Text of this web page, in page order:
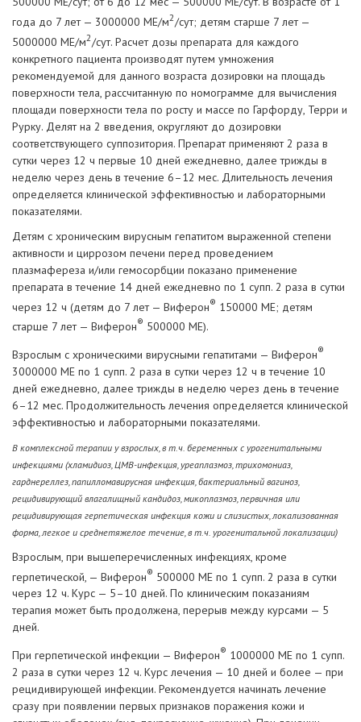
года до 7 лет — 3000000 МЕ/м2/сут; детям старше 7 лет —
5000000 МЕ/м2/сут. Расчет дозы препарата для каждого
конкретного пациента производят путем умножения
рекомендуемой для данного возраста дозировки на площадь
поверхности тела, рассчитанную по номограмме для вычисления
площади поверхности тела по росту и массе по Гарфорду, Терри и
Рурку. Делят на 2 введения, округляют до дозировки
соответствующего суппозитория. Препарат применяют 2 раза в
сутки через 12 ч первые 10 дней ежедневно, далее трижды в
неделю через день в течение 6–12 мес. Длительность лечения
определяется клинической эффективностью и лабораторными
показателями.
Детям с хроническим вирусным гепатитом выраженной степени
активности и циррозом печени перед проведением
плазмафереза и/или гемосорбции показано применение
препарата в течение 14 дней ежедневно по 1 супп. 2 раза в сутки
через 12 ч (детям до 7 лет — Виферон® 150000 МЕ; детям
старше 7 лет — Виферон® 500000 МЕ).
Взрослым с хроническими вирусными гепатитами — Виферон®
3000000 МЕ по 1 супп. 2 раза в сутки через 12 ч в течение 10
дней ежедневно, далее трижды в неделю через день в течение
6–12 мес. Продолжительность лечения определяется клинической
эффективностью и лабораторными показателями.
В комплексной терапии у взрослых, в т.ч. беременных с урогенитальными
инфекциями (хламидиоз, ЦМВ-инфекция, уреаплазмоз, трихомониаз,
гарднереллез, папилломавирусная инфекция, бактериальный вагиноз,
рецидивирующий влагалищный кандидоз, микоплазмоз, первичная или
рецидивирующая герпетическая инфекция кожи и слизистых, локализованная
форма, легкое и среднетяжелое течение, в т.ч. урогенитальной локализации)
Взрослым, при вышеперечисленных инфекциях, кроме
герпетической, — Виферон® 500000 МЕ по 1 супп. 2 раза в сутки
через 12 ч. Курс — 5–10 дней. По клиническим показаниям
терапия может быть продолжена, перерыв между курсами — 5
дней.
При герпетической инфекции — Виферон® 1000000 МЕ по 1 супп.
2 раза в сутки через 12 ч. Курс лечения — 10 дней и более — при
рецидивирующей инфекции. Рекомендуется начинать лечение
сразу при появлении первых признаков поражения кожи и